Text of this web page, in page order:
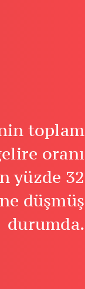
toplam
oranı
yüzde 32
düşmüş
durumda.